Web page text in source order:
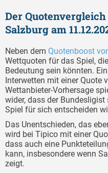
Der
Salzburg am
Neben dem Quotenboost
Wettquoten für das Spiel,
Bedeutung sein könnten.
Interwetten mit einer Quote
Wettanbieter-Vorhersage
wider, dass der
Spiel für sich entscheiden
Das Unentschieden, das
wird bei Tipico mit einer
dass auch eine
kann, insbesondere wenn
zeigt.